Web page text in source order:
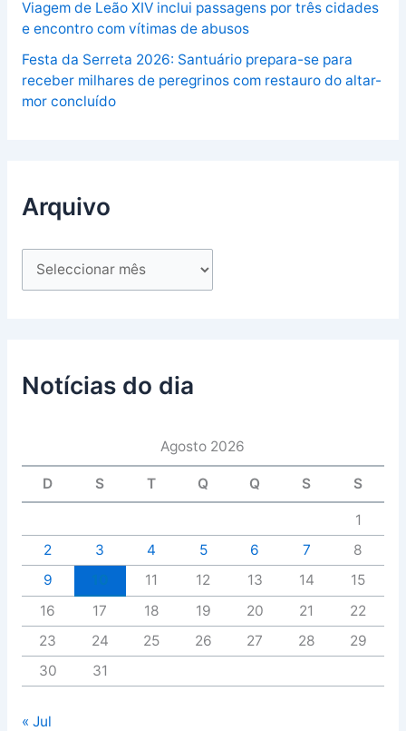
Viagem de Leão XIV inclui passagens por três cidades
e encontro com vítimas de abusos
Festa da Serreta 2026: Santuário prepara-se para
receber milhares de peregrinos com restauro do altar-
mor concluído
Arquivo
Notícias do dia
Agosto 2026
D S T Q Q S S
1
2
3 4 5 6 7
8
9
11 12 13 14
15
16
17 18 19 20 21
22
23
24 25 26 27 28
29
30
31
« Jul